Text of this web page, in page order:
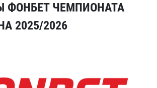
ФОНБЕТ ЧЕМПИОНАТА
2025/2026